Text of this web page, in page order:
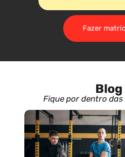
Fazer
Blog
Fique por dentro